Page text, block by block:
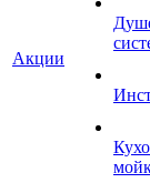
Акции